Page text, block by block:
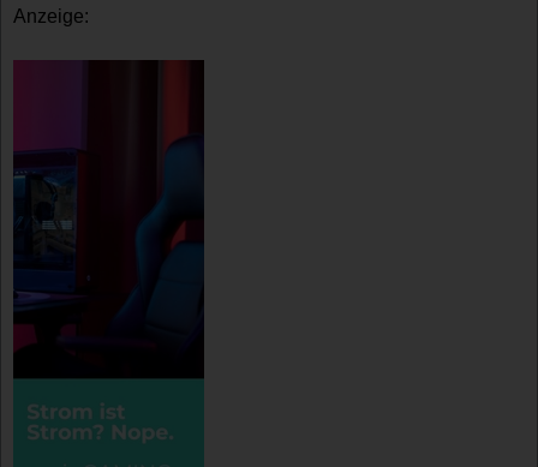
Anzeige: